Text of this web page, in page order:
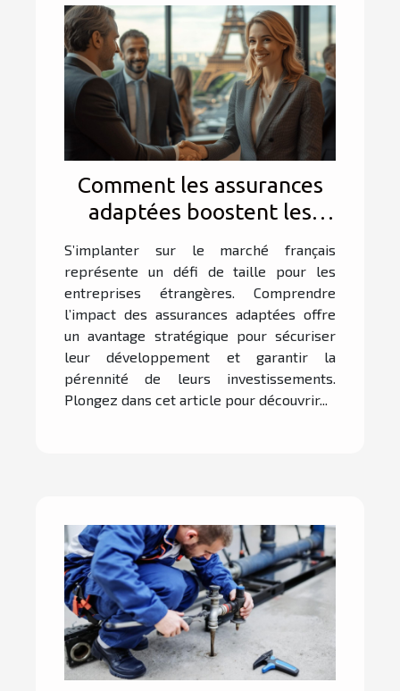
Comment les assurances
adaptées boostent les
affaires des entreprises
étrangères en France ?
S’implanter sur le marché français
représente un défi de taille pour les
entreprises étrangères. Comprendre
l’impact des assurances adaptées offre
un avantage stratégique pour sécuriser
leur développement et garantir la
pérennité de leurs investissements.
Plongez dans cet article pour découvrir...